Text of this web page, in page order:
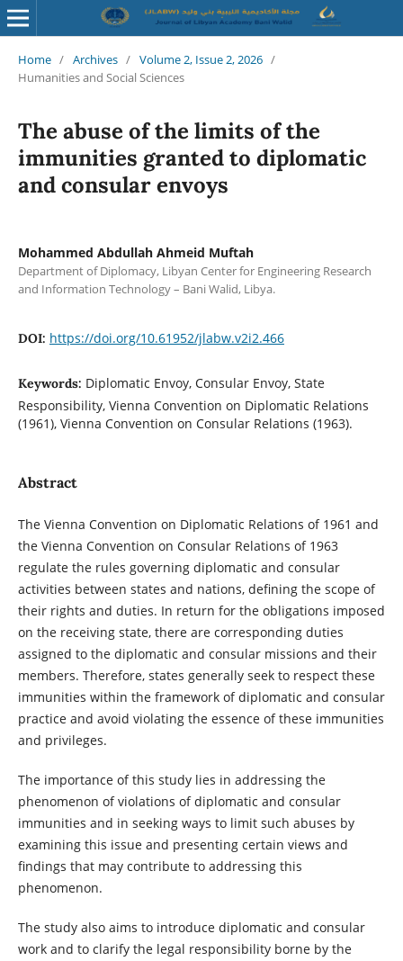
Home / Archives / Volume 2, Issue 2, 2026 /
Humanities and Social Sciences
The abuse of the limits of the
immunities granted to diplomatic
and consular envoys
Mohammed Abdullah Ahmeid Muftah
Department of Diplomacy, Libyan Center for Engineering Research
and Information Technology – Bani Walid, Libya.
DOI: https://doi.org/10.61952/jlabw.v2i2.466
Keywords: Diplomatic Envoy, Consular Envoy, State
Responsibility, Vienna Convention on Diplomatic Relations
(1961), Vienna Convention on Consular Relations (1963).
Abstract
The Vienna Convention on Diplomatic Relations of 1961 and
the Vienna Convention on Consular Relations of 1963
regulate the rules governing diplomatic and consular
activities between states and nations, defining the scope of
their rights and duties. In return for the obligations imposed
on the receiving state, there are corresponding duties
assigned to the diplomatic and consular missions and their
members. Therefore, states generally seek to respect these
immunities within the framework of diplomatic and consular
practice and avoid violating the essence of these immunities
and privileges.
The importance of this study lies in addressing the
phenomenon of violations of diplomatic and consular
immunities and in seeking ways to limit such abuses by
examining this issue and presenting certain views and
findings that may contribute to addressing this
phenomenon.
The study also aims to introduce diplomatic and consular
work and to clarify the legal responsibility borne by the